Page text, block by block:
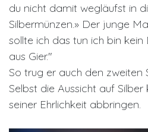
du nicht damit wegläufst in
Silbermünzen.» Der junge
sollte ich das tun ich bin
aus Gier."
So trug er auch den zweiten
Selbst die Aussicht auf
seiner Ehrlichkeit abbringen.